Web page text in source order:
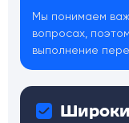
Мы понимаем
вопросах,
выполнение